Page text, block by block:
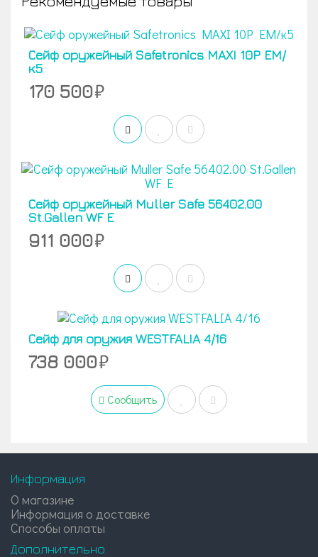
Сейф оружейный Safetronics MAXI 10P EM/
к5
170 500
Сейф оружейный Muller Safe 56402.00
St.Gallen WF E
911 000
Сейф для оружия WESTFALIA 4/16
738 000
Сообщить
Информация
О магазине
Информация о доставке
Способы оплаты
Дополнительно